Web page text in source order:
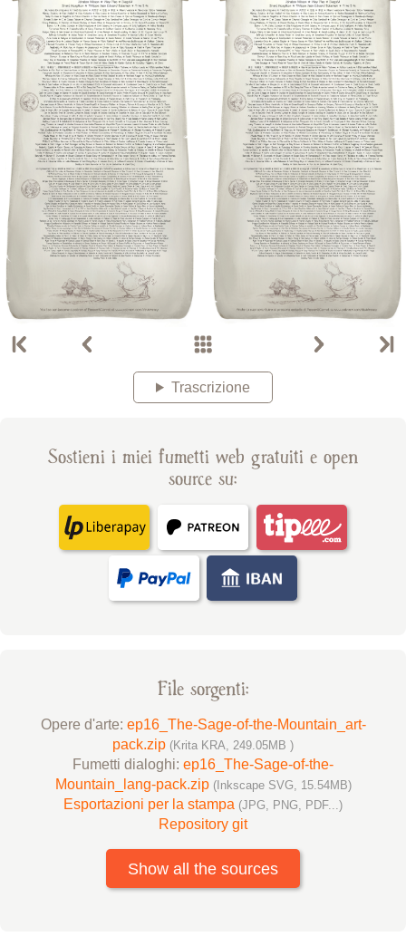
Trascrizione
Sostieni i miei fumetti web gratuiti e open
source su:
File sorgenti:
Opere d'arte: ep16_The-Sage-of-the-Mountain_art-
pack.zip (Krita KRA, 249.05MB )
Fumetti dialoghi: ep16_The-Sage-of-the-
Mountain_lang-pack.zip (Inkscape SVG, 15.54MB)
Esportazioni per la stampa (JPG, PNG, PDF...)
Repository git
Show all the sources